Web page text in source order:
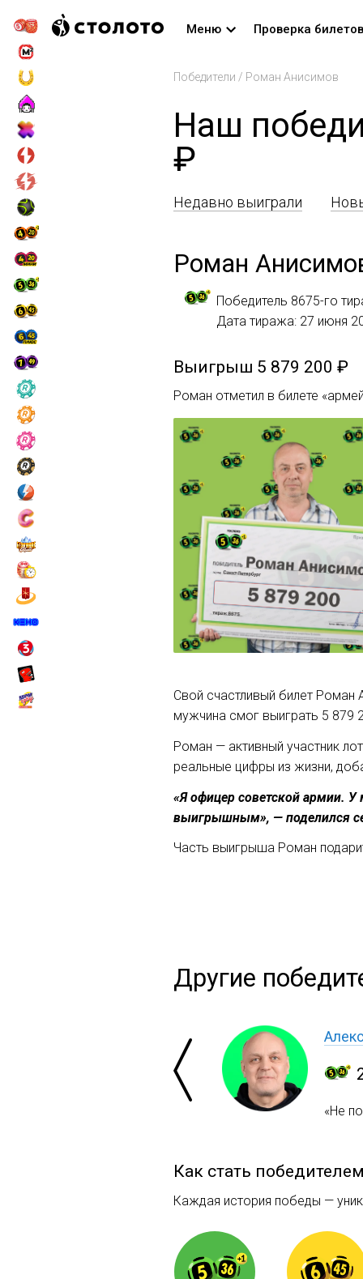
Меню Проверка билетов
Победители / Роман Анисимов
Наш
₽
Недавно выиграли
Роман
Победитель 8675-го
Дата тиража: 27 июня
Выигрыш 5 879 200 ₽
Роман отметил в билете
Свой счастливый билет Роман
мужчина смог выиграть 5 879
Роман — активный участник
реальные цифры из жизни,
«Я офицер советской армии.
выигрышным», — поделился
Часть выигрыша Роман
Другие
«Не
Как стать
Каждая история победы —